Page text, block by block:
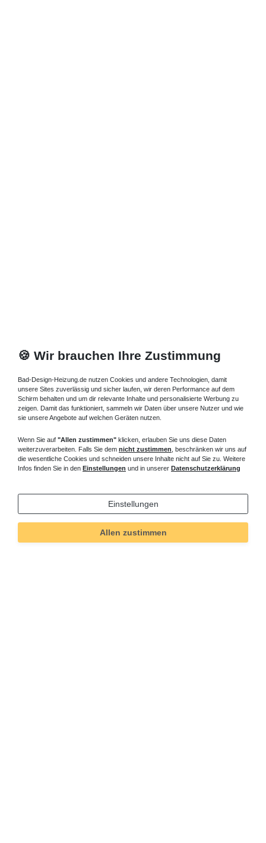
🍪 Wir brauchen Ihre Zustimmung
Bad-Design-Heizung.de nutzen Cookies und andere Technologien, damit
unsere Sites zuverlässig und sicher laufen, wir deren Performance auf dem
Schirm behalten und um dir relevante Inhalte und personalisierte Werbung zu
zeigen. Damit das funktioniert, sammeln wir Daten über unsere Nutzer und wie
sie unsere Angebote auf welchen Geräten nutzen.
Wenn Sie auf "Allen zustimmen" klicken, erlauben Sie uns diese Daten
weiterzuverarbeiten. Falls Sie dem nicht zustimmen , beschränken wir uns auf
die wesentliche Cookies und schneiden unsere Inhalte nicht auf Sie zu. Weitere
Infos finden Sie in den Einstellungen und in unserer Datenschutzerklärung
Einstellungen
Allen zustimmen